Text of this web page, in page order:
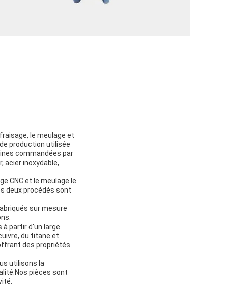
le meulage et
production utilisée
commandées par
acier inoxydable,
CNC et le meulage.le
deux procédés sont
sur mesure
à partir d'un large
du titane et
des propriétés
utilisons la
pièces sont